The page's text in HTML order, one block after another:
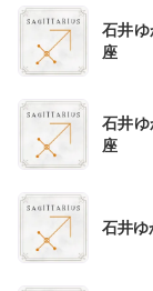
石井
座
石井
座
石井ゆ